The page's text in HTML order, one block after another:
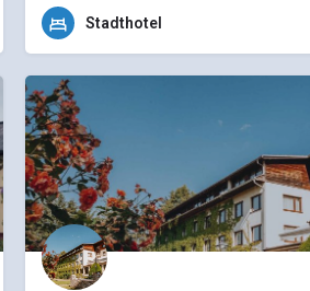
+43 (0)3842 46800
Langgasse 10, 8700 Leoben, Österreich
Stadthotel